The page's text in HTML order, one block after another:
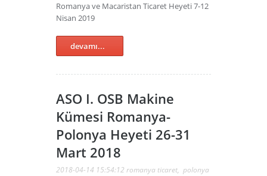
Romanya ve Macaristan Ticaret Heyeti 7-12
Nisan 2019
devamı...
ASO I. OSB Makine
Kümesi Romanya-
Polonya Heyeti 26-31
Mart 2018
2018-04-14 15:54:12 romanya ticaret, polonya